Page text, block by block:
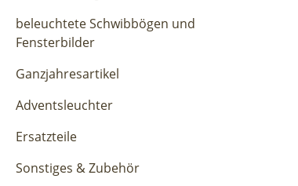
beleuchtete Schwibbögen und
Fensterbilder
Ganzjahresartikel
Adventsleuchter
Ersatzteile
Sonstiges & Zubehör